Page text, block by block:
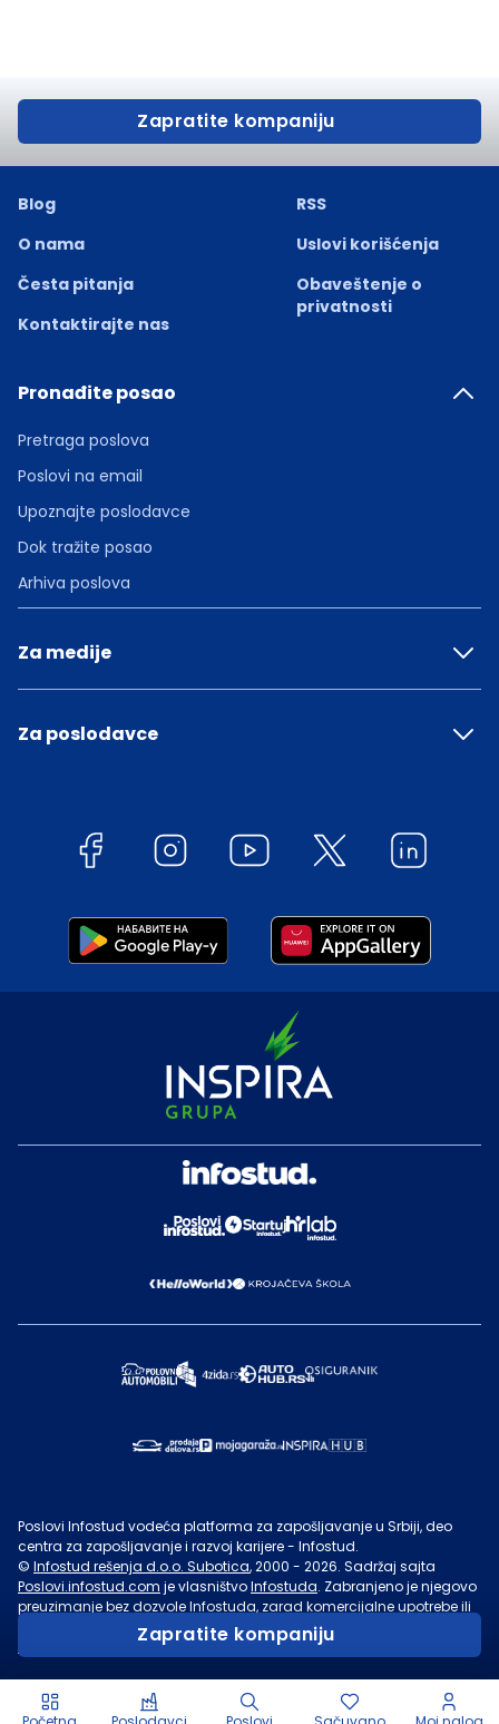
Zapratite kompaniju
Zapratite kompaniju
Blog
O nama
Česta pitanja
Kontaktirajte nas
RSS
Uslovi korišćenja
Obaveštenje o
privatnosti
Pronađite posao
Pretraga poslova
Poslovi na email
Upoznajte poslodavce
Dok tražite posao
Arhiva poslova
Za medije
Za poslodavce
Poslovi Infostud vodeća platforma za zapošljavanje u Srbiji, deo
centra za zapošljavanje i razvoj karijere - Infostud.
© Infostud rešenja d.o.o. Subotica, 2000 - 2026. Sadržaj sajta
Poslovi.infostud.com je vlasništvoInfostuda. Zabranjeno je njegovo
preuzimanje bez dozvoleInfostuda, zarad komercijalne upotrebe ili
u druge svrhe, osim za lične potrebe posetilaca sajta.